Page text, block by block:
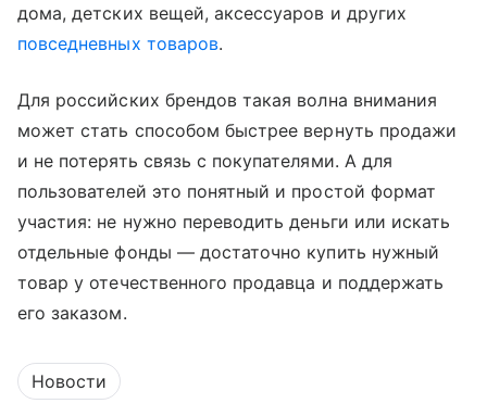
дома, детских вещей, аксессуаров и других
повседневных товаров.
Для российских брендов такая волна внимания
может стать способом быстрее вернуть продажи
и не потерять связь с покупателями. А для
пользователей это понятный и простой формат
участия: не нужно переводить деньги или искать
отдельные фонды — достаточно купить нужный
товар у отечественного продавца и поддержать
его заказом.
Новости